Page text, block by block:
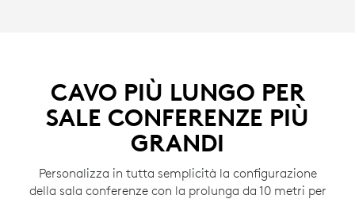
CAVO PIÙ LUNGO PER
SALE CONFERENZE PIÙ
GRANDI
Personalizza in tutta semplicità la configurazione
della sala conferenze con la prolunga da 10 metri per